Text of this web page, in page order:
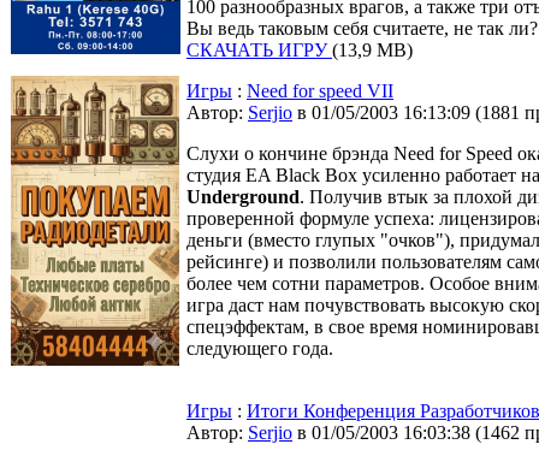
100 разнообразных врагов, а также три
Вы ведь таковым себя считаете, не так ли?
СКАЧАТЬ ИГРУ(13,9 MB)
Игры : Need for speed VII
Автор: Serjio в 01/05/2003 16:13:09 (1881
Слухи о кончине брэнда Need for Speed
студия EA Black Box усиленно работает
Underground. Получив втык за плохой
проверенной формуле успеха:
деньги (вместо глупых "очков"),
рейсинге) и позволили пользователям
более чем сотни параметров. Особое
игра даст нам почувствовать высокую
спецэффектам, в свое время
следующего года.
Игры : Итоги Конференция
Автор: Serjio в 01/05/2003 16:03:38 (1462